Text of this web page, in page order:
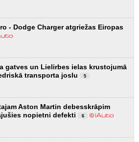
- Dodge Charger atgriežas Eiropas
gatves un Lielirbes ielas krustojumā
transporta joslu
5
Aston Martin debesskrāpim
nopietni defekti
6